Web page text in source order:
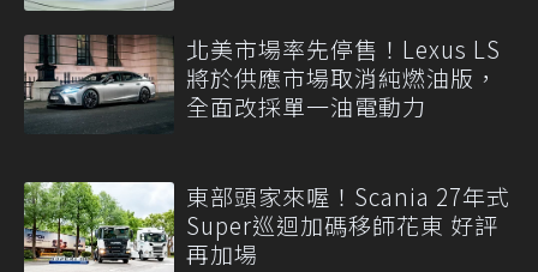
北美市場率先停售！Lexus LS
將於供應市場取消純燃油版，
全面改採單一油電動力
東部頭家來喔！Scania 27年式
Super巡迴加碼移師花東 好評
再加場